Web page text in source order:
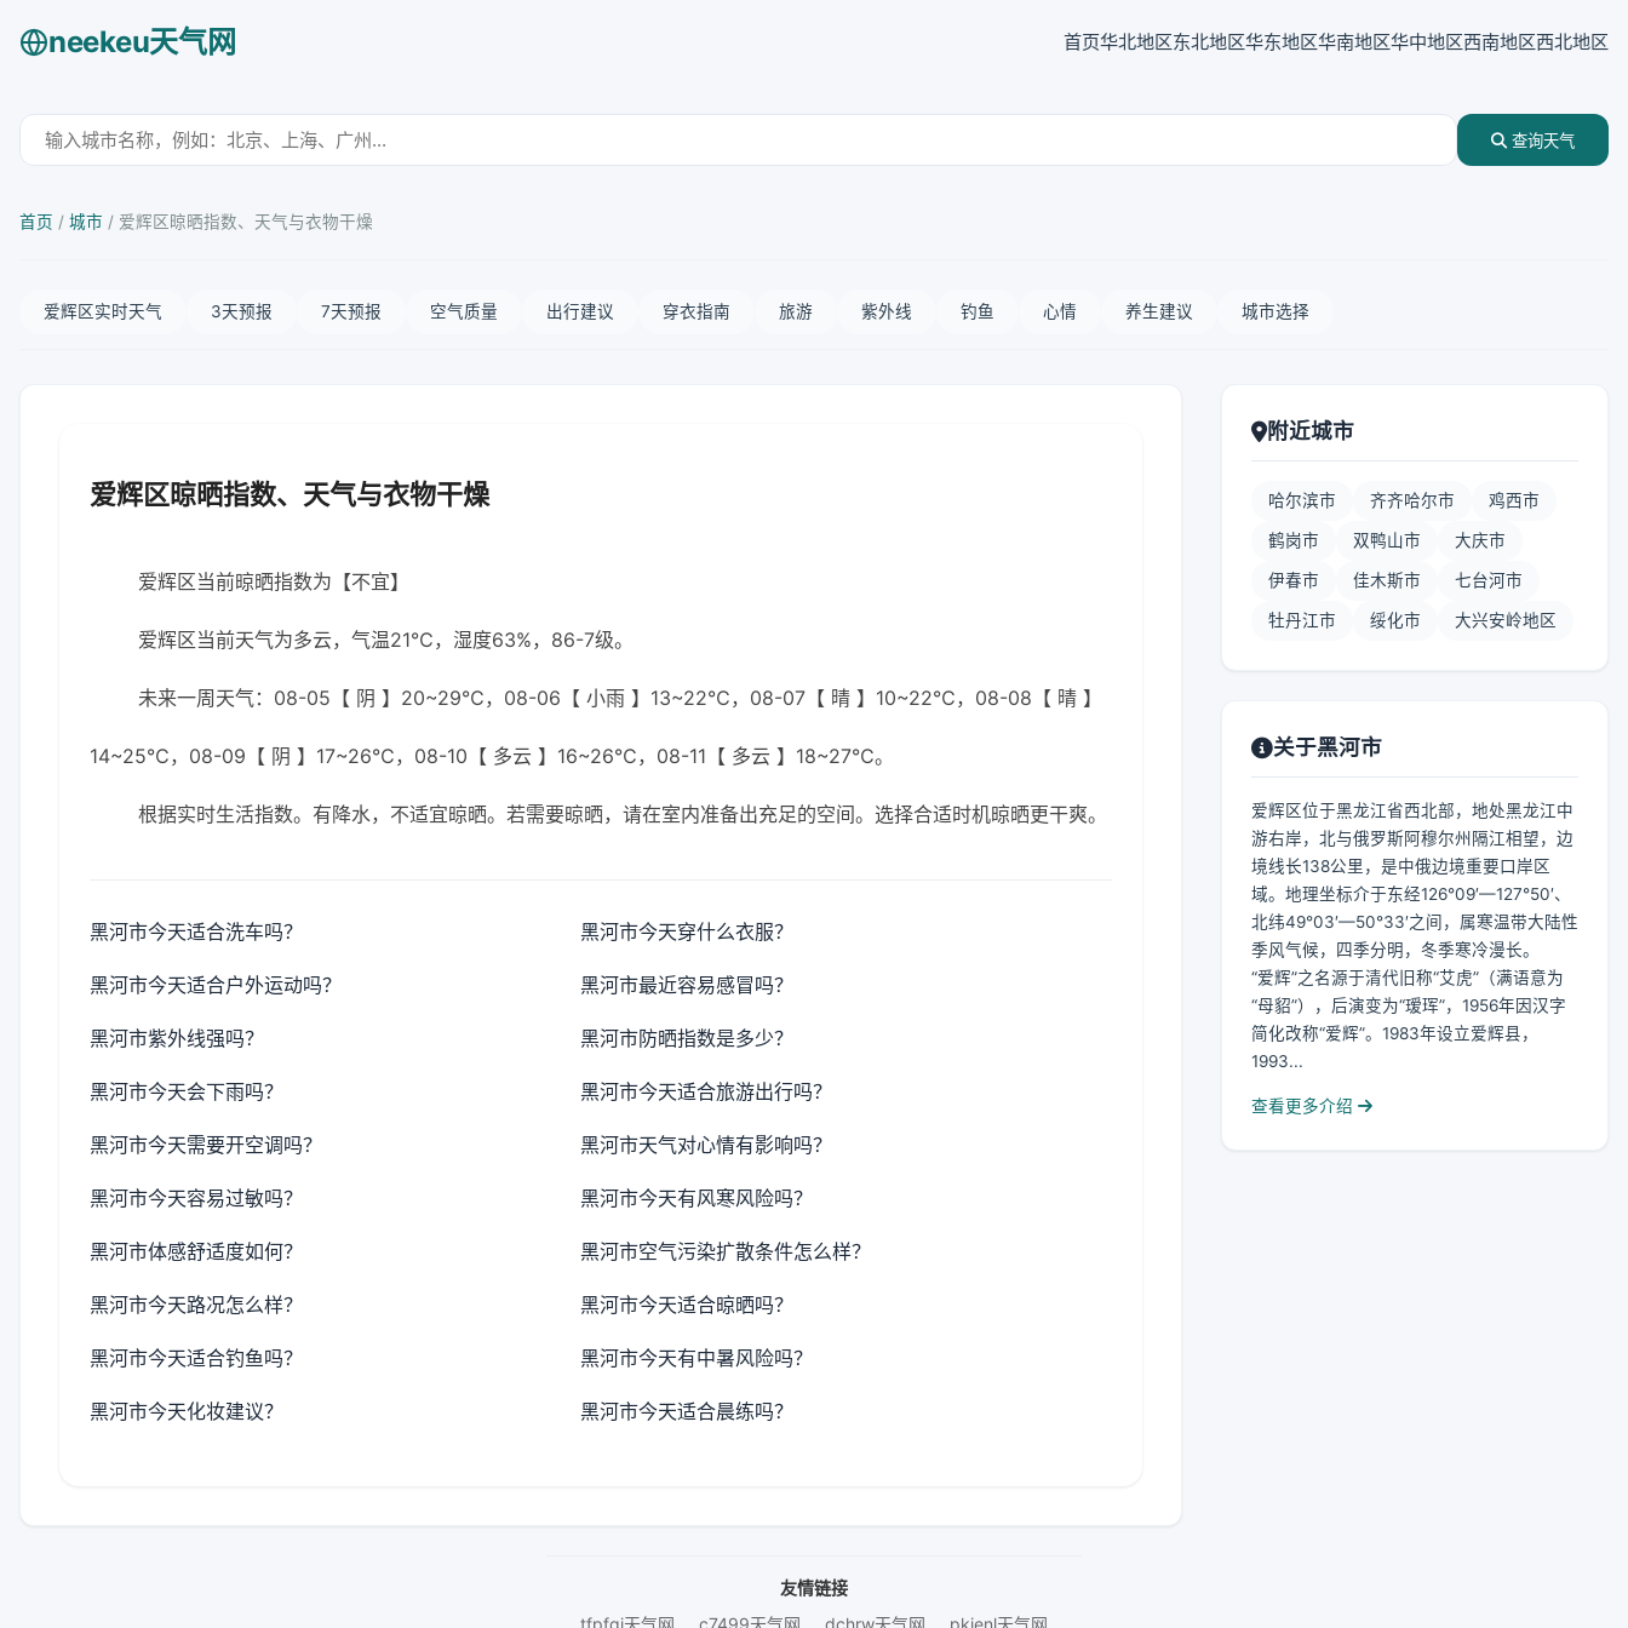
neekeu天气网 首页华北地区东北地区华东地区华南地区华中地区西南地区西北地区
查询天气
首页 / 城市 / 爱辉区晾晒指数、天气与衣物干燥
爱辉区实时天气 3天预报 7天预报 空气质量 出行建议 穿衣指南 旅游 紫外线 钓鱼 心情 养生建议 城市选择
爱辉区晾晒指数、天气与衣物干燥
爱辉区当前晾晒指数为【不宜】
爱辉区当前天气为多云，气温21℃，湿度63%，86-7级。
未来一周天气：08-05【 阴 】20~29℃，08-06【 小雨 】13~22℃，08-07【 晴 】10~22℃，08-08【 晴 】
14~25℃，08-09【 阴 】17~26℃，08-10【 多云 】16~26℃，08-11【 多云 】18~27℃。
根据实时生活指数。有降水，不适宜晾晒。若需要晾晒，请在室内准备出充足的空间。选择合适时机晾晒更干爽。
黑河市今天适合洗车吗？ 黑河市今天穿什么衣服？
黑河市今天适合户外运动吗？ 黑河市最近容易感冒吗？
黑河市紫外线强吗？ 黑河市防晒指数是多少？
黑河市今天会下雨吗？ 黑河市今天适合旅游出行吗？
黑河市今天需要开空调吗？ 黑河市天气对心情有影响吗？
黑河市今天容易过敏吗？ 黑河市今天有风寒风险吗？
黑河市体感舒适度如何？ 黑河市空气污染扩散条件怎么样？
黑河市今天路况怎么样？ 黑河市今天适合晾晒吗？
黑河市今天适合钓鱼吗？ 黑河市今天有中暑风险吗？
黑河市今天化妆建议？ 黑河市今天适合晨练吗？
附近城市
哈尔滨市 齐齐哈尔市 鸡西市
鹤岗市 双鸭山市 大庆市
伊春市 佳木斯市 七台河市
牡丹江市 绥化市 大兴安岭地区
关于黑河市
爱辉区位于黑龙江省西北部，地处黑龙江中
游右岸，北与俄罗斯阿穆尔州隔江相望，边
境线长138公里，是中俄边境重要口岸区
域。地理坐标介于东经126°09′—127°50′、
北纬49°03′—50°33′之间，属寒温带大陆性
季风气候，四季分明，冬季寒冷漫长。
“爱辉”之名源于清代旧称“艾虎”（满语意为
“母貂”），后演变为“瑷珲”，1956年因汉字
简化改称“爱辉”。1983年设立爱辉县，
1993...
查看更多介绍
友情链接
tfpfgj天气网
c7499天气网 dchrw天气网 pkienl天气网